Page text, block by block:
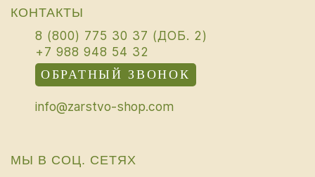
КОНТАКТЫ
8 (800) 775 30 37 (ДОБ. 2)
+7 988 948 54 32
ОБРАТНЫЙ ЗВОНОК
info@zarstvo-shop.com
МЫ В СОЦ. СЕТЯХ